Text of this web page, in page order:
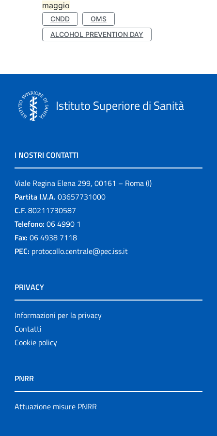
maggio
CNDD
OMS
ALCOHOL PREVENTION DAY
Istituto Superiore di Sanità
I NOSTRI CONTATTI
Viale Regina Elena 299, 00161 – Roma (I)
Partita I.V.A. 03657731000
C.F. 80211730587
Telefono: 06 4990 1
Fax: 06 4938 7118
PEC: protocollo.centrale@pec.iss.it
PRIVACY
Informazioni per la privacy
Contatti
Cookie policy
PNRR
Attuazione misure PNRR